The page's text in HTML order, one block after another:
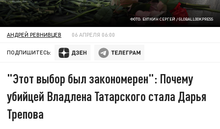
ФОТО: БУЛКИН СЕРГЕЙ / GLOBALLООKPRESS
АНДРЕЙ РЕВНИВЦЕВ 06 АПРЕЛЯ 06:00
ПОДПИШИТЕСЬ:
"Этот выбор был закономерен": Почему
убийцей Владлена Татарского стала Дарья
Трепова